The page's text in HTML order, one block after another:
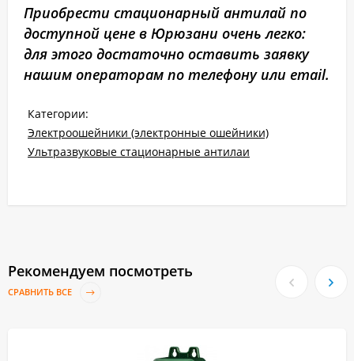
Приобрести стационарный антилай по
доступной цене в Юрюзани очень легко:
для этого достаточно оставить заявку
нашим операторам по телефону или email.
Категории:
Электроошейники (электронные ошейники)
Ультразвуковые стационарные антилаи
Рекомендуем посмотреть
СРАВНИТЬ ВСЕ